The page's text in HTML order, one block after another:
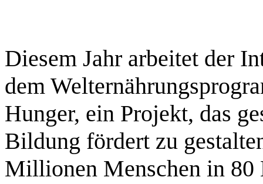
Diesem Jahr arbeitet der
dem
Hunger, ein Projekt, das
Bildung fördert zu
Millionen Menschen in 80